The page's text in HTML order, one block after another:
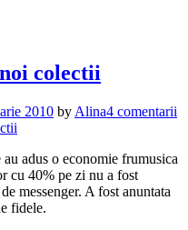
colectii
2010 by Alina4 comentarii
adus o economie frumusica
cu 40% pe zi nu a fost
messenger. A fost anuntata
fidele.